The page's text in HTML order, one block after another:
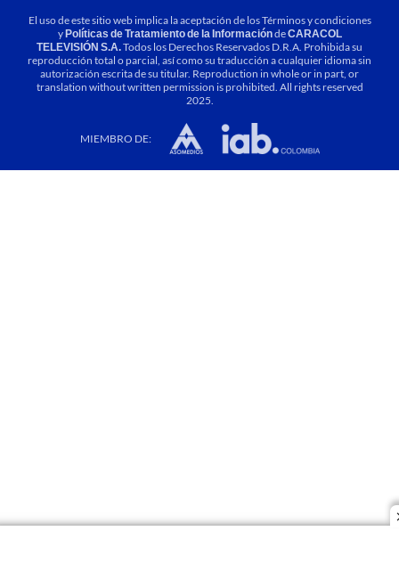
El uso de este sitio web implica la aceptación de losTérminos y condiciones
yPolíticas de Tratamiento de la InformacióndeCARACOL
TELEVISIÓN S.A.Todos los Derechos Reservados D.R.A. Prohibida su
reproducción total o parcial, así como su traducción a cualquier idioma sin
autorización escrita de su titular. Reproduction in whole or in part, or
translation without written permission is prohibited. All rights reserved
2025.
MIEMBRO DE: